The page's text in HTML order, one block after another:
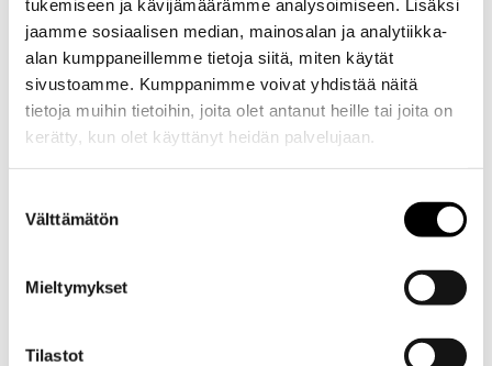
tukemiseen ja kävijämäärämme analysoimiseen. Lisäksi
jaamme sosiaalisen median, mainosalan ja analytiikka-
alan kumppaneillemme tietoja siitä, miten käytät
sivustoamme. Kumppanimme voivat yhdistää näitä
tietoja muihin tietoihin, joita olet antanut heille tai joita on
kerätty, kun olet käyttänyt heidän palvelujaan.
valinta
Välttämätön
Mieltymykset
Tilastot
15.08.2026
Tapiola Festivaali, Espoo
LIPUT
21.08.2026
Festivaali, Tampere
13.10.2026